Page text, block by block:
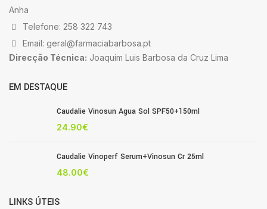
Anha
Telefone: 258 322 743
Email: geral@farmaciabarbosa.pt
Direcção Técnica: Joaquim Luis Barbosa da Cruz Lima
EM DESTAQUE
Caudalie Vinosun Agua Sol SPF50+150ml
24.90€
Caudalie Vinoperf Serum+Vinosun Cr 25ml
48.00€
LINKS ÚTEIS